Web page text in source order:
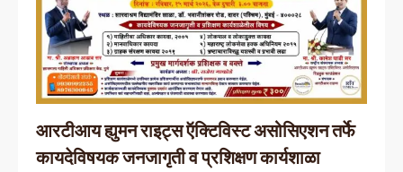
आरटीआय ह्युमन राइट्स ऍक्टिविस्ट असोसिएशन तर्फे
कायदेविषयक जनजागृती व प्रशिक्षण कार्यशाळा